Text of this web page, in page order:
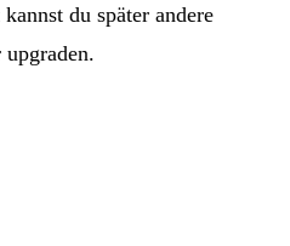
du später andere